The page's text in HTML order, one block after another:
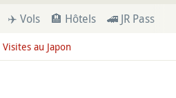
✈️ Vols 🏨 Hôtels 🚄 JR Pass
Visites au Japon